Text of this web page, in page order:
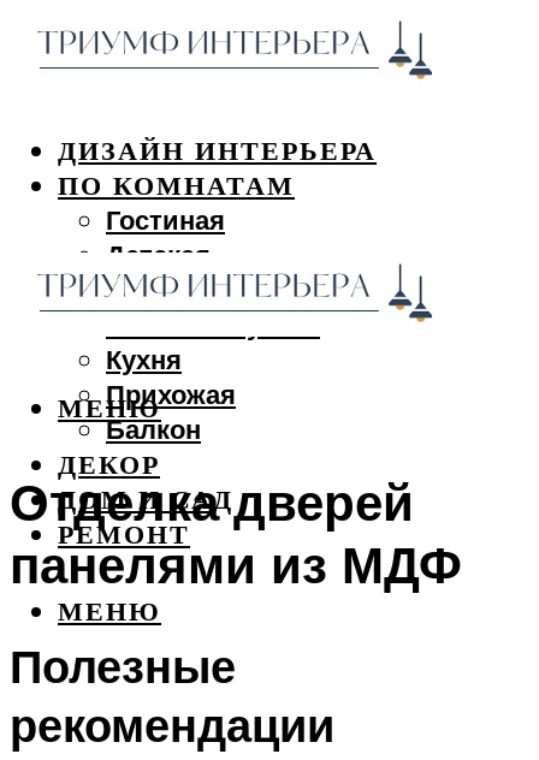
ДИЗАЙН ИНТЕРЬЕРА
ПО КОМНАТАМ
Гостиная
Детская
Спальня
Кухня
Прихожая
Балкон
ДЕКОР
ДОМ И САД
РЕМОНТ
МЕНЮ
МЕНЮ
Отделка дверей
панелями из МДФ
Полезные
рекомендации